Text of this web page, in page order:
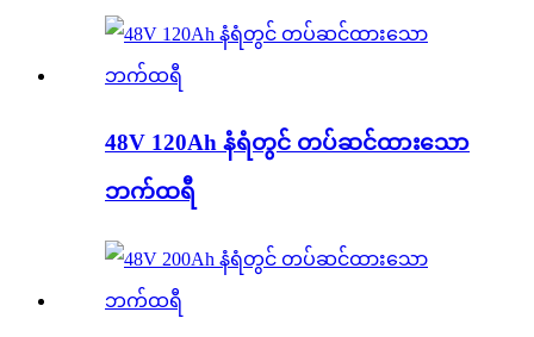
48V 120Ah နံရံတွင် တပ်ဆင်ထားသော
ဘက်ထရီ